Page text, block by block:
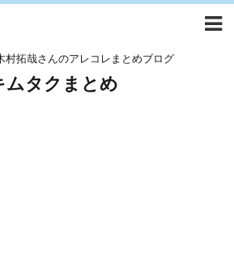
村拓哉さんのアレコレまとめブログ
ムタクまとめ